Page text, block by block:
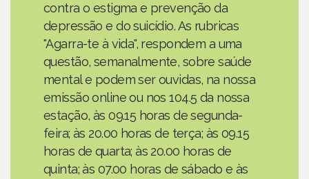
contra o estigma e prevenção da
depressão e do suicídio. As rubricas
"Agarra-te à vida", respondem a uma
questão, semanalmente, sobre saúde
mental e podem ser ouvidas, na nossa
emissão online ou nos 104.5 da nossa
estação, às 09.15 horas de segunda-
feira; às 20.00 horas de terça; às 09.15
horas de quarta; às 20.00 horas de
quinta; às 07.00 horas de sábado e às